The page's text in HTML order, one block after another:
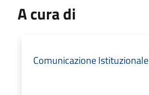
A cura di
Comunicazione Istituzionale